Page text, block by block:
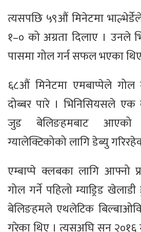
त्यसपछि ५९औं मिनेटमा
१–० को अग्रता दिलाए । उनले
पासमा गोल गर्न सफल भएका
६८औं मिनेटमा एमबाप्पेले गोल
दोब्बर पारे । भिनिसियसले एक
जुड बेलिङहमबाट आएको
ग्यालेक्टिकोको लागि डेब्यु
एम्बाप्पे क्लबका लागि आफ्नो
गोल गर्ने पहिलो म्याड्रिड
बेलिङहमले एथलेटिक